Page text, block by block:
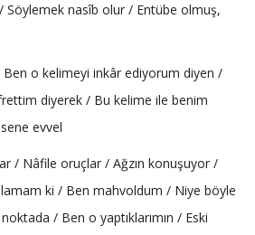
Söylemek nasîb olur / Entübe olmuş,
o kelimeyi inkâr ediyorum diyen /
diyerek / Bu kelime ile benim
evvel
/ Nâfile oruçlar / Ağzın konuşuyor /
ki / Ben mahvoldum / Niye böyle
/ Ben o yaptıklarımın / Eski